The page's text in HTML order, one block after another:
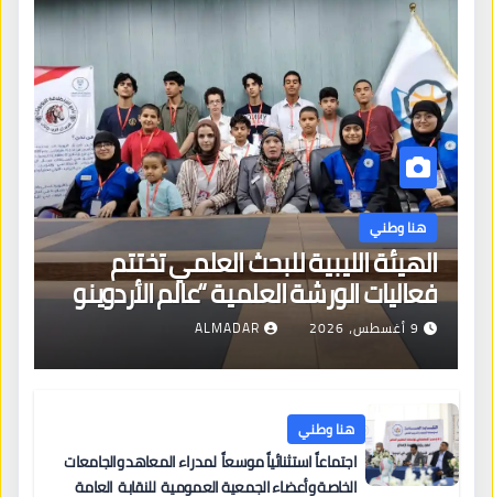
هنا وطني
الهيئة الليبية للبحث العلمي تختتم
فعاليات الورشة العلمية “عالم الأردوينو
للمهندسين الصغار”
9 أغسطس، 2026 ALMADAR
هنا وطني
اجتماعاً استثنائياً موسعاً لمدراء المعاهد والجامعات
الخاصة وأعضاء الجمعية العمومية للنقابة العامة